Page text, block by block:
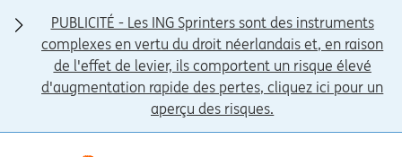
PUBLICITÉ - Les ING Sprinters sont des instruments
complexes en vertu du droit néerlandais et, en raison
de l'effet de levier, ils comportent un risque élevé
d'augmentation rapide des pertes, cliquez ici pour un
aperçu des risques.